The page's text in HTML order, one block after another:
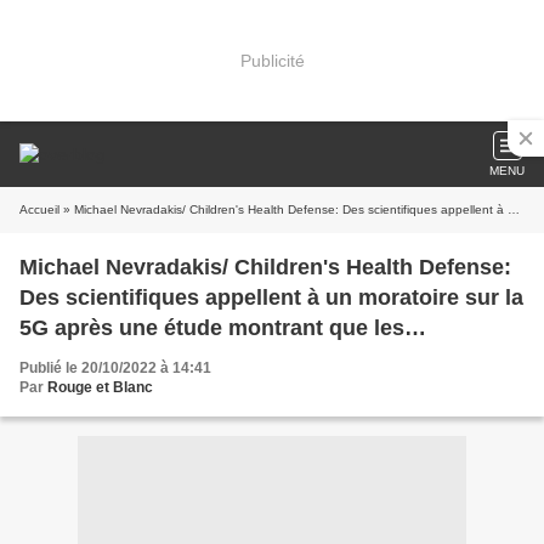
Publicité
MENU
Accueil » Michael Nevradakis/ Children's Health Defense: Des scientifiques appellent à un moratoire sur la 5G après une étude montrant que les régulateurs ignorent les risques sanitaires liés aux rayonnements.
Michael Nevradakis/ Children's Health Defense:
Des scientifiques appellent à un moratoire sur la
5G après une étude montrant que les
régulateurs ignorent les risques sanitaires liés
aux rayonnements.
Publié le 20/10/2022 à 14:41
Par Rouge et Blanc